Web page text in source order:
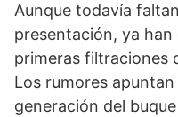
Aunque todavía
presentación, ya
primeras filtraciones
Los rumores
generación del